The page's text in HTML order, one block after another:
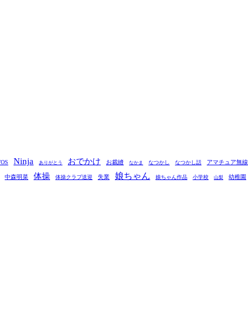
Ninja ありがとう おでかけ お裁縫 なかま なつかし なつかし話 アマチュア無線
中森明菜 体操 体操クラブ送迎 失業 娘ちゃん 娘ちゃん作品 小学校 山梨 幼稚園